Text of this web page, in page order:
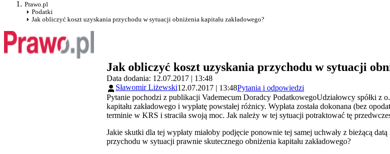
Prawo.pl
Podatki
Jak obliczyć koszt uzyskania przychodu w sytuacji obniżenia kapitału zakładowego?
Jak obliczyć koszt uzyskania przychodu w sytuacji
Data dodania: 12.07.2017 | 13:48
Sławomir Liżewski12.07.2017 | 13:48Pytania i odpowiedzi
Pytanie pochodzi z publikacji Vademecum Doradcy PodatkowegoUdziałowcy spółki z
kapitału zakładowego i wypłatę powstałej różnicy. Wypłata została dokonana (bez
terminie w KRS i straciła swoją moc. Jak należy w tej sytuacji potraktować tę
Jakie skutki dla tej wypłaty miałoby podjęcie ponownie tej samej uchwały z bieżącą
przychodu w sytuacji prawnie skutecznego obniżenia kapitału zakładowego?